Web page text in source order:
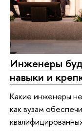
Инженеры
навыки и
Какие инженеры
как вузам